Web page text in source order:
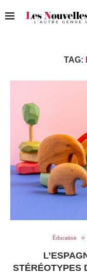
TAG:
Éducation
STÉRÉOTYPES